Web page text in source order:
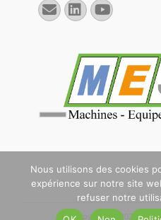
E-
mail
Linkedin
Copyright © 2026. All
Nous utilisons des cookies
expérience sur notre site
refuser notre